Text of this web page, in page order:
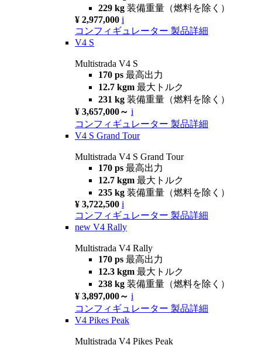
229 kg 装備重量（燃料を除く）
¥ 2,977,000 i
コンフィギュレーター 製品詳細
V4 S
Multistrada V4 S
170 ps 最高出力
12.7 kgm 最大トルク
231 kg 装備重量（燃料を除く）
¥ 3,657,000～ i
コンフィギュレーター 製品詳細
V4 S Grand Tour
Multistrada V4 S Grand Tour
170 ps 最高出力
12.7 kgm 最大トルク
235 kg 装備重量（燃料を除く）
¥ 3,722,500 i
コンフィギュレーター 製品詳細
new V4 Rally
Multistrada V4 Rally
170 ps 最高出力
12.3 kgm 最大トルク
238 kg 装備重量（燃料を除く）
¥ 3,897,000～ i
コンフィギュレーター 製品詳細
V4 Pikes Peak
Multistrada V4 Pikes Peak